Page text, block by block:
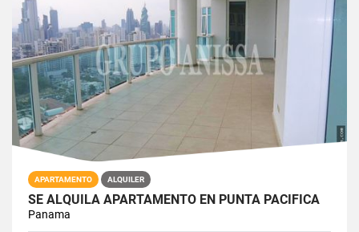
APARTAMENTO ALQUILER
SE ALQUILA APARTAMENTO EN PUNTA PACÍFICA
Panama